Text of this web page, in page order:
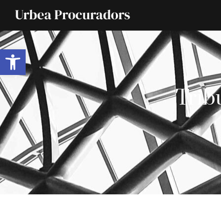
Abrir barra de herramientas